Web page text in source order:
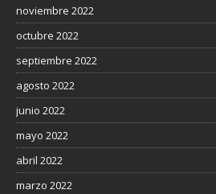
noviembre 2022
octubre 2022
septiembre 2022
agosto 2022
junio 2022
mayo 2022
abril 2022
marzo 2022